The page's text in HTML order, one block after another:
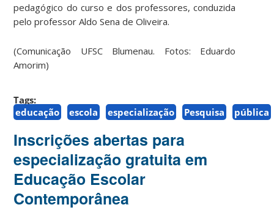
pedagógico do curso e dos professores, conduzida
pelo professor Aldo Sena de Oliveira.
(Comunicação UFSC Blumenau. Fotos: Eduardo
Amorim)
Tags:
educação
escola especialização Pesquisa pública
Inscrições abertas para
especialização gratuita em
Educação Escolar
Contemporânea